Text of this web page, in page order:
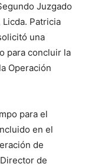
Juzgado
Patricia
una
para concluir la
Operación
para el
en el
de
de